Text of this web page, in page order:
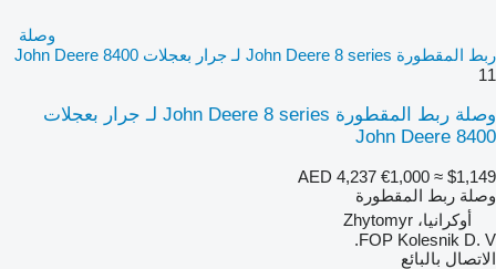
وصلة
ربط المقطورة John Deere 8 series لـ جرار بعجلات John Deere 8400
11
وصلة ربط المقطورة John Deere 8 series لـ جرار بعجلات
John Deere 8400
AED 4,237 €1,000 ≈ $1,149
وصلة ربط المقطورة
أوكرانيا، Zhytomyr
FOP Kolesnik D. V.
الاتصال بالبائع